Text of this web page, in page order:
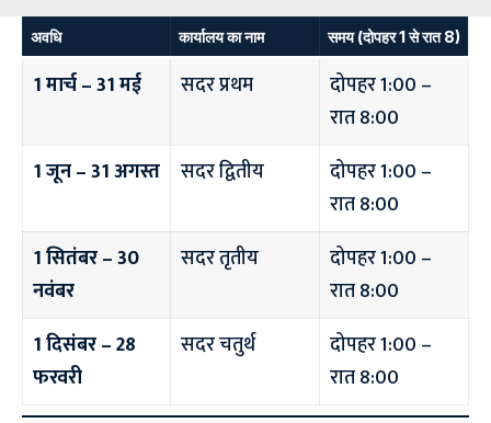
अवधि कार्यालय का नाम समय (दोपहर 1 से रात 8)
1 मार्च – 31 मई सदर प्रथम
दोपहर 1:00 –
रात 8:00
1 जून – 31 अगस्त
सदर द्वितीय
दोपहर 1:00 –
रात 8:00
1 सितंबर – 30
नवंबर
सदर तृतीय
दोपहर 1:00 –
रात 8:00
1 दिसंबर – 28
फरवरी
सदर चतुर्थ
दोपहर 1:00 –
रात 8:00